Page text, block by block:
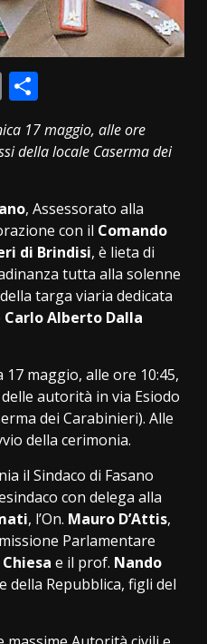
Copy
Link17 maggio, alle ore
della locale Caserma dei
, Assessorato alla
con il Comando
di Brindisi, è lieta di
tutta alla solenne
targa viaria dedicata
Carlo Alberto Dalla
17 maggio, alle ore 10:45,
autorità in via Esiodo
dei Carabinieri). Alle
della cerimonia.
il Sindaco di Fasano
con delega alla
, ​l’On. Mauro D’Attis,
Parlamentare
e il prof. Nando
della Repubblica, figli del